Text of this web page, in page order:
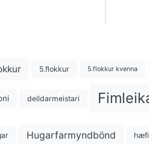
5.flokkur 5.flokkur kvenna
deildarmeistari
Hugarfarmyndbönd